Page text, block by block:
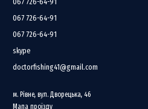
067 726-64-91
067 726-64-91
skype
doctorfishing41@gmail.com
м. Рівне, вул. Дворецька, 46
Мапа проїзду